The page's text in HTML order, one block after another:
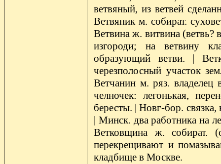
ветвяный, из ветвей
Ветвяник м. собират.
Ветвина ж. витвина (ветвь?
изгороди; на ветвину
образующий ветви. |
черезполосный участок
Ветчанин м. ряз. владелец
челночек: легонькая,
бересты. | Новг-бор. связка,
| Минск. два работника на
Ветковщина ж. собират.
перекрещивают и
кладбище в Москве.